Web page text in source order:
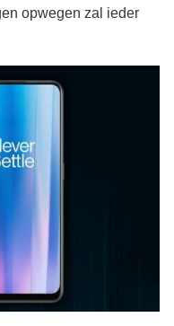
opwegen zal ieder